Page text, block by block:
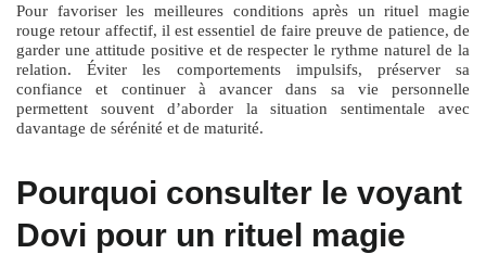
Pour favoriser les meilleures conditions après unrituel magie
rouge retour affectif, il est essentiel de faire preuve de patience, de
garder une attitude positive et de respecter le rythme naturel de la
relation. Éviter les comportements impulsifs, préserver sa
confiance et continuer à avancer dans sa vie personnelle
permettent souvent d’aborder la situation sentimentale avec
davantage de sérénité et de maturité.
Pourquoi consulter le voyant
Dovi pour un rituel magie